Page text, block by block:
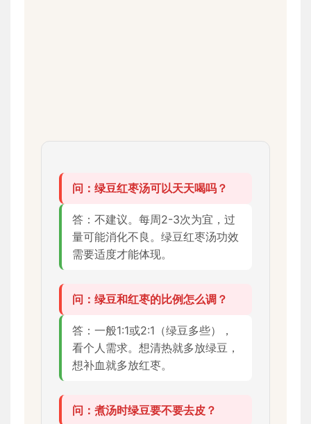
问：绿豆红枣汤可以天天喝吗？
答：不建议。每周2-3次为宜，过
量可能消化不良。绿豆红枣汤功效
需要适度才能体现。
问：绿豆和红枣的比例怎么调？
答：一般1:1或2:1（绿豆多些），
看个人需求。想清热就多放绿豆，
想补血就多放红枣。
问：煮汤时绿豆要不要去皮？